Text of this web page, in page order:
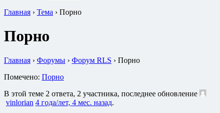
Главная › Тема › Порно
Порно
Главная › Форумы › Форум RLS › Порно
Помечено: Порно
В этой теме 2 ответа, 2 участника, последнее обновление
vinlorian 4 года/лет, 4 мес. назад.